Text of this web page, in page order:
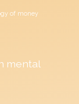
of money
mental